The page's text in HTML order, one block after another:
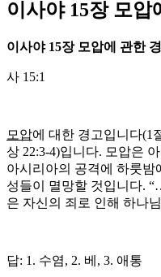
이사야 15장 모압
이사야 15장 모압에 관한
사 15:1
모압에 대한 경고입니다(1
상 22:3-4)입니다. 모압은
아시리아의 공격에 하룻밤
성들이 멸망할 것입니다.
은 자신의 죄로 인해 하나
답: 1. 수염, 2. 베, 3. 애통